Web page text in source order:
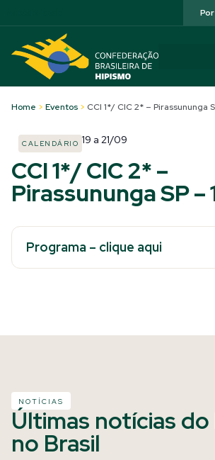
Home > Eventos > CCI 1*/ CIC 2* – Pirassununga
CALENDÁRIO 19 a 21/09
CCI 1*/ CIC 2* –
Pirassununga SP –
Programa – clique aqui
NOTÍCIAS
Últimas notícias
no Brasil